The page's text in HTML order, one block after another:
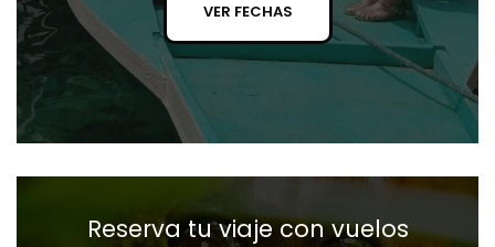
VER FECHAS
Reserva tu viaje con vuelos